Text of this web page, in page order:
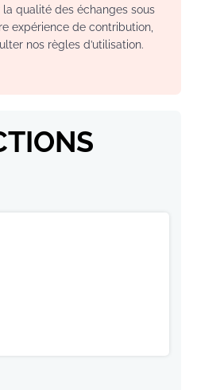
qualité des échanges sous
expérience de contribution,
nos règles d’utilisation.